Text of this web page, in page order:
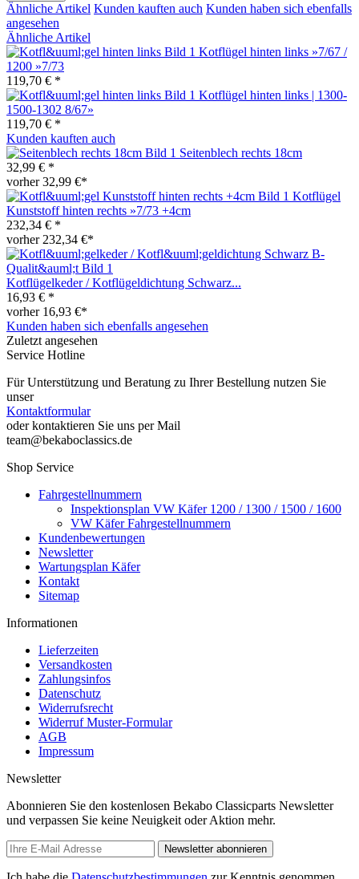
Ähnliche Artikel Kunden kauften auch Kunden haben sich ebenfalls
angesehen
Ähnliche Artikel
Kotflügel hinten links »7/67 /
1200 »7/73
119,70 € *
Kotflügel hinten links | 1300-
1500-1302 8/67»
119,70 € *
Kunden kauften auch
Seitenblech rechts 18cm
32,99 € *
vorher 32,99 €*
Kotflügel
Kunststoff hinten rechts »7/73 +4cm
232,34 € *
vorher 232,34 €*
Kotflügelkeder / Kotflügeldichtung Schwarz...
16,93 € *
vorher 16,93 €*
Kunden haben sich ebenfalls angesehen
Zuletzt angesehen
Service Hotline
Für Unterstützung und Beratung zu Ihrer Bestellung nutzen Sie
unser
Kontaktformular
oder kontaktieren Sie uns per Mail
team@bekaboclassics.de
Shop Service
Fahrgestellnummern
Inspektionsplan VW Käfer 1200 / 1300 / 1500 / 1600
VW Käfer Fahrgestellnummern
Kundenbewertungen
Newsletter
Wartungsplan Käfer
Kontakt
Sitemap
Informationen
Lieferzeiten
Versandkosten
Zahlungsinfos
Datenschutz
Widerrufsrecht
Widerruf Muster-Formular
AGB
Impressum
Newsletter
Abonnieren Sie den kostenlosen Bekabo Classicparts Newsletter
und verpassen Sie keine Neuigkeit oder Aktion mehr.
Newsletter abonnieren